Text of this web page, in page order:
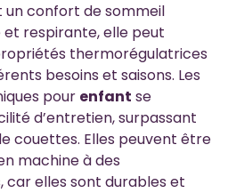
confort de sommeil
respirante, elle peut
thermorégulatrices
besoins et saisons. Les
pour enfant se
d’entretien, surpassant
couettes. Elles peuvent être
machine à des
elles sont durables et